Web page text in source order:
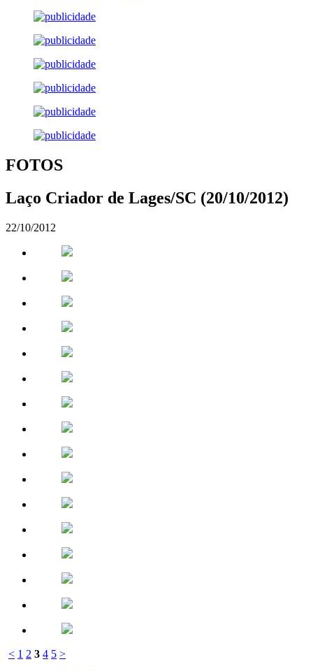
FOTOS
Laço Criador de Lages/SC (20/10/2012)
22/10/2012
< 1 2 3 4 5 >